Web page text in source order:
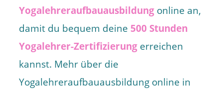
Yogalehreraufbauausbildungonline an,
damit du bequem deine 500 Stunden
Yogalehrer-Zertifizierungerreichen
kannst. Mehr über die
Yogalehreraufbauausbildung online in